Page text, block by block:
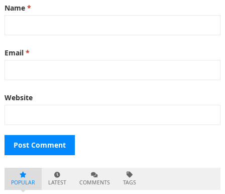
Name *
Email *
Website
POPULAR LATEST COMMENTS TAGS